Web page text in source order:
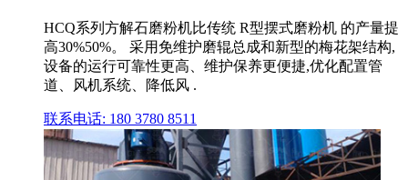
HCQ系列方解石磨粉机比传统 R型摆式磨粉机 的产量提
高30%50%。 采用免维护磨辊总成和新型的梅花架结构,
设备的运行可靠性更高、维护保养更便捷,优化配置管
道、风机系统、降低风 .
联系电话: 180 3780 8511